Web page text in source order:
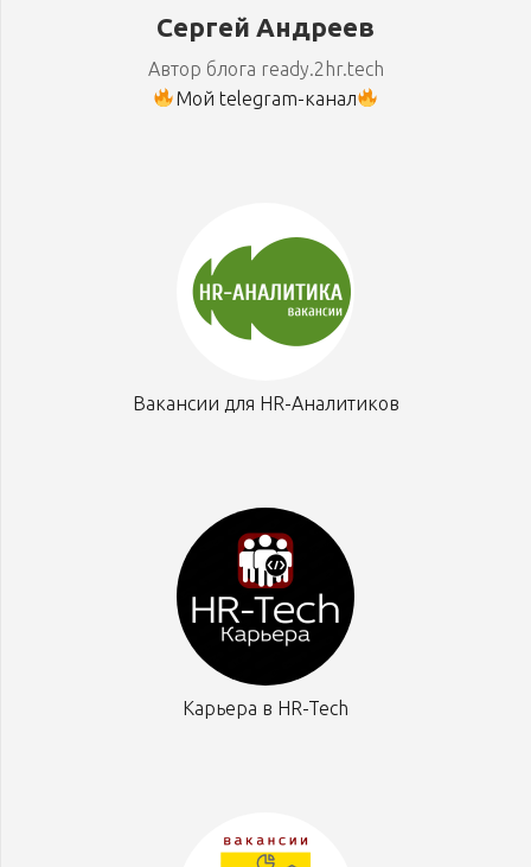
Сергей Андреев
Автор блога ready.2hr.tech
Мой telegram-канал
Вакансии для HR-Аналитиков
Карьера в HR-Tech